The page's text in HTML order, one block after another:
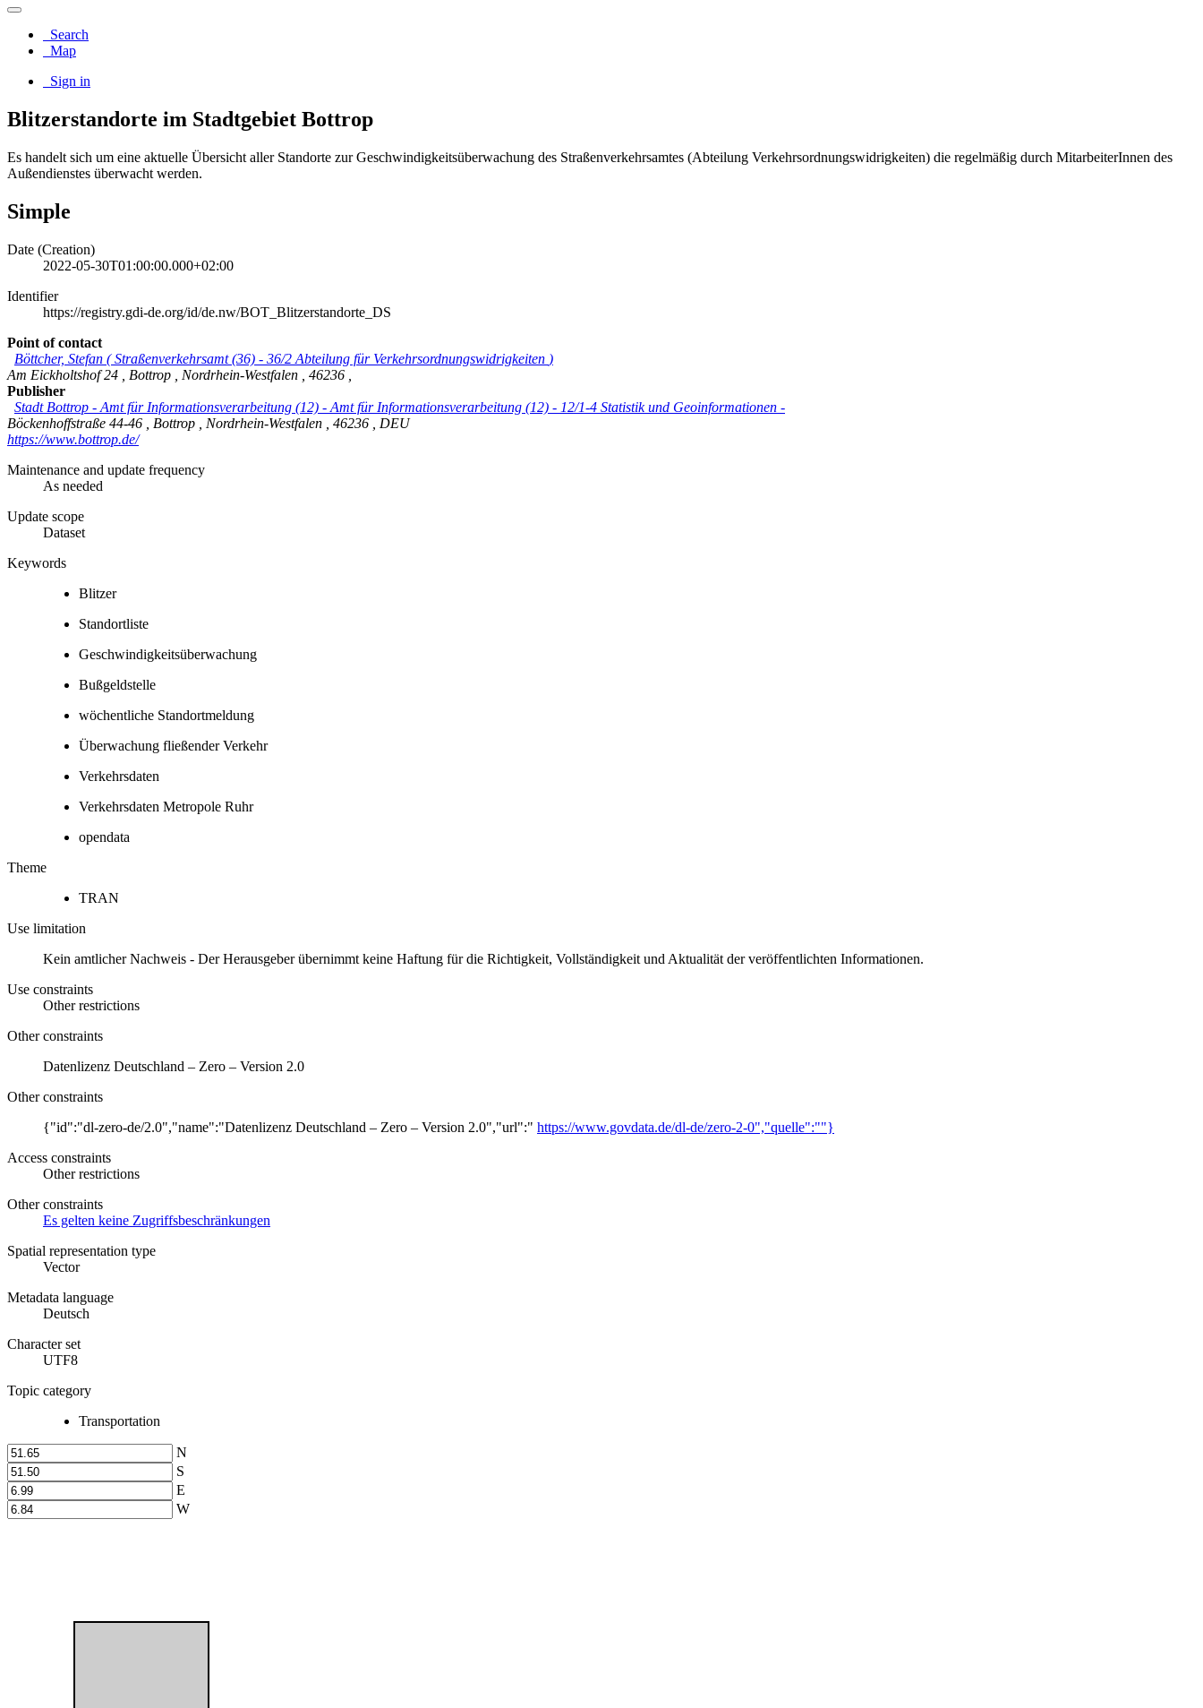
Search
Map
Sign in
Blitzerstandorte im Stadtgebiet Bottrop
Es handelt sich um eine aktuelle Übersicht aller Standorte zur Geschwindigkeitsüberwachung des Straßenverkehrsamtes (Abteilung Verkehrsordnungswidrigkeiten) die regelmäßig durch MitarbeiterInnen des
Außendienstes überwacht werden.
Simple
Date (Creation)
2022-05-30T01:00:00.000+02:00
Identifier
https://registry.gdi-de.org/id/de.nw/BOT_Blitzerstandorte_DS
Point of contact
Böttcher, Stefan (Straßenverkehrsamt (36) - 36/2 Abteilung für Verkehrsordnungswidrigkeiten )
Am Eickholtshof 24
Bottrop Nordrhein-Westfalen 46236
Publisher
Stadt Bottrop - Amt für Informationsverarbeitung (12) - Amt für Informationsverarbeitung (12) - 12/1-4 Statistik und Geoinformationen -
Böckenhoffstraße 44-46
Bottrop Nordrhein-Westfalen 46236
DEU
https://www.bottrop.de/
Maintenance and update frequency
As needed
Update scope
Dataset
Keywords
Blitzer
Standortliste
Geschwindigkeitsüberwachung
Bußgeldstelle
wöchentliche Standortmeldung
Überwachung fließender Verkehr
Verkehrsdaten
Verkehrsdaten Metropole Ruhr
opendata
Theme
TRAN
Use limitation
Kein amtlicher Nachweis - Der Herausgeber übernimmt keine Haftung für die Richtigkeit, Vollständigkeit und Aktualität der veröffentlichten Informationen.
Use constraints
Other restrictions
Other constraints
Datenlizenz Deutschland – Zero – Version 2.0
Other constraints
{"id":"dl-zero-de/2.0","name":"Datenlizenz Deutschland – Zero – Version 2.0","url":" https://www.govdata.de/dl-de/zero-2-0","quelle":""}
Access constraints
Other restrictions
Other constraints
Es gelten keine Zugriffsbeschränkungen
Spatial representation type
Vector
Metadata language
Deutsch
Character set
UTF8
Topic category
Transportation
N
S
E
W